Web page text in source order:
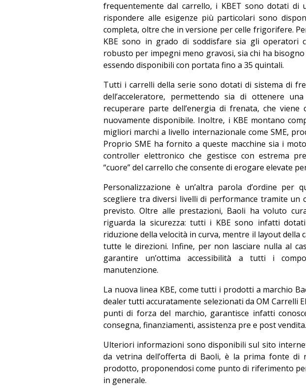
frequentemente dal carrello, i KBET sono dotati
rispondere alle esigenze più particolari sono
completa, oltre che in versione per celle frigorifere.
KBE sono in grado di soddisfare sia gli operatori
robusto per impegni meno gravosi, sia chi ha
essendo disponibili con portata fino a 35 quintali.
Tutti i carrelli della serie sono dotati di sistema di
dell’acceleratore, permettendo sia di ottenere
recuperare parte dell’energia di frenata, che
nuovamente disponibile. Inoltre, i KBE montano
migliori marchi a livello internazionale come SME,
Proprio SME ha fornito a queste macchine sia i
controller elettronico che gestisce con estrema
“cuore” del carrello che consente di erogare elevate
Personalizzazione è un’altra parola d’ordine per
scegliere tra diversi livelli di performance tramite un
previsto. Oltre alle prestazioni, Baoli ha voluto
riguarda la sicurezza: tutti i KBE sono infatti
riduzione della velocità in curva, mentre il layout della
tutte le direzioni. Infine, per non lasciare nulla al
garantire un’ottima accessibilità a tutti i
manutenzione.
La nuova linea KBE, come tutti i prodotti a marchio
dealer tutti accuratamente selezionati da OM Carrelli
punti di forza del marchio, garantisce infatti
consegna, finanziamenti, assistenza pre e post vendita.
Ulteriori informazioni sono disponibili sul sito
da vetrina dell’offerta di Baoli, è la prima fonte di
prodotto, proponendosi come punto di riferimento
in generale.